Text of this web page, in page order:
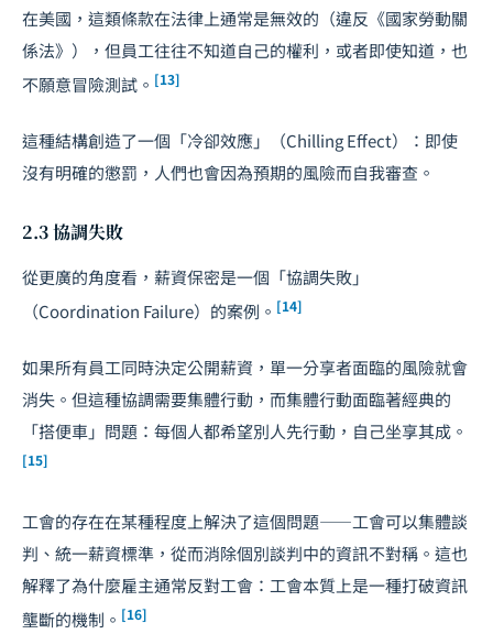
在美國，這類條款在法律上通常是無效的（違反《國家勞動關
係法》），但員工往往不知道自己的權利，或者即使知道，也
不願意冒險測試。 [13]
這種結構創造了一個「冷卻效應」（Chilling Effect）：即使
沒有明確的懲罰，人們也會因為預期的風險而自我審查。
2.3 協調失敗
從更廣的角度看，薪資保密是一個「協調失敗」
（Coordination Failure）的案例。 [14]
如果所有員工同時決定公開薪資，單一分享者面臨的風險就會
消失。但這種協調需要集體行動，而集體行動面臨著經典的
「搭便車」問題：每個人都希望別人先行動，自己坐享其成。
[15]
工會的存在在某種程度上解決了這個問題——工會可以集體談
判、統一薪資標準，從而消除個別談判中的資訊不對稱。這也
解釋了為什麼雇主通常反對工會：工會本質上是一種打破資訊
壟斷的機制。 [16]